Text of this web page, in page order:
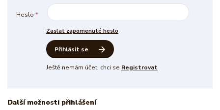
Heslo *
Zaslat zapomenuté heslo
Přihlásit se
Ještě nemám účet, chci se Registrovat
Další možnosti přihlášení